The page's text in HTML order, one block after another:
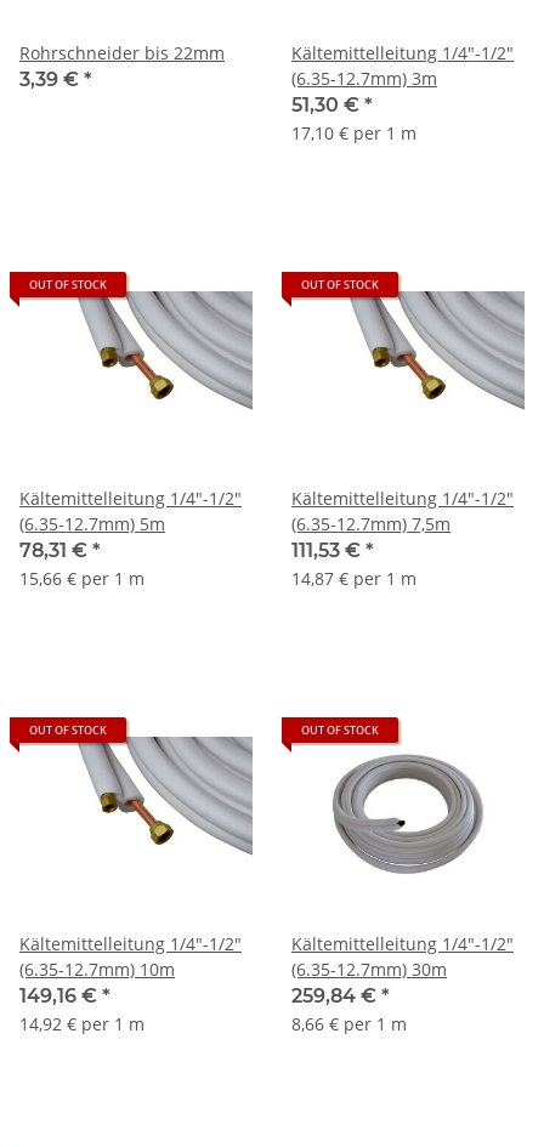
Rohrschneider bis 22mm
3,39 € *
Kältemittelleitung 1/4"-1/2"
(6.35-12.7mm) 3m
51,30 € *
17,10 € per 1 m
OUT OF STOCK
Kältemittelleitung 1/4"-1/2"
(6.35-12.7mm) 5m
78,31 € *
15,66 € per 1 m
OUT OF STOCK
Kältemittelleitung 1/4"-1/2"
(6.35-12.7mm) 7,5m
111,53 € *
14,87 € per 1 m
OUT OF STOCK
Kältemittelleitung 1/4"-1/2"
(6.35-12.7mm) 10m
149,16 € *
14,92 € per 1 m
OUT OF STOCK
Kältemittelleitung 1/4"-1/2"
(6.35-12.7mm) 30m
259,84 € *
8,66 € per 1 m